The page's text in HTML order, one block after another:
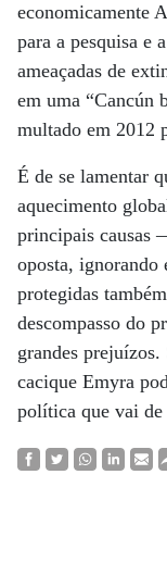
economicamente
para a pesquisa e
ameaçadas de
em uma
multado em 2012
É de se lamentar
aquecimento
principais causas
oposta, ignorando
protegidas
descompasso do
grandes
cacique Emyra
política que vai